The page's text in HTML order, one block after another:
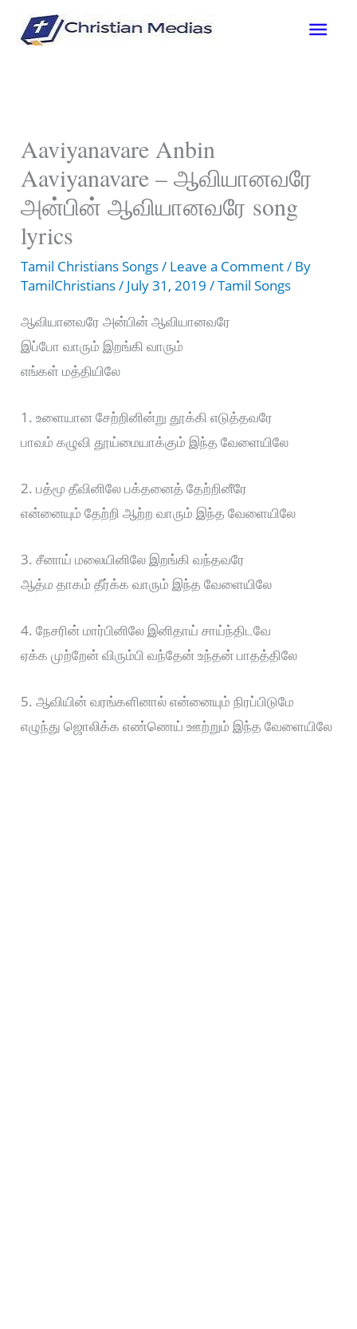
Aaviyanavare Anbin
Aaviyanavare – ஆவியானவரே
அன்பின் ஆவியானவரே song
lyrics
Tamil Christians Songs/ Leave a Comment/ By
TamilChristians/ July 31, 2019/Tamil Songs
ஆவியானவரே அன்பின் ஆவியானவரே
இப்போ வாரும் இறங்கி வாரும்
எங்கள் மத்தியிலே
1. உளையான சேற்றினின்று தூக்கி எடுத்தவரே
பாவம் கழுவி தூய்மையாக்கும் இந்த வேளையிலே
2. பத்மூ தீவினிலே பக்தனைத் தேற்றினீரே
என்னையும் தேற்றி ஆற்ற வாரும் இந்த வேளையிலே
3. சீனாய் மலையினிலே இறங்கி வந்தவரே
ஆத்ம தாகம் தீர்க்க வாரும் இந்த வேளையிலே
4. நேசரின் மார்பினிலே இனிதாய் சாய்ந்திடவே
ஏக்க முற்றேன் விரும்பி வந்தேன் உந்தன் பாதத்திலே
5. ஆவியின் வரங்களினால் என்னையும் நிரப்பிடுமே
எழுந்து ஜொலிக்க எண்ணெய் ஊற்றும் இந்த வேளையிலே